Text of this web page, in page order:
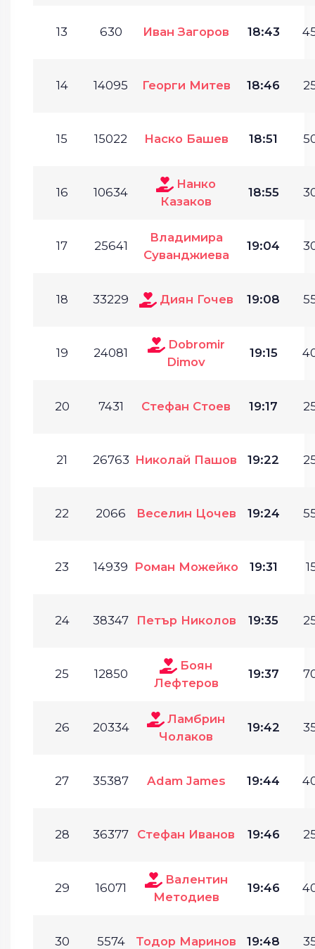
13 630 Иван Загоров 18:43
14 14095 Георги Митев 18:46
15 15022 Наско Башев 18:51
16 10634
Нанко
Казаков
18:55
17 25641
Владимира
Суванджиева
19:04
18 33229 Диян Гочев 19:08
19 24081
Dobromir
Dimov
19:15
20 7431 Стефан Стоев 19:17
21 26763 Николай Пашов 19:22
22 2066 Веселин Цочев 19:24
23 14939 Роман Можейко 19:31
24 38347 Петър Николов 19:35
25 12850
Боян
Лефтеров
19:37
26 20334
Ламбрин
Чолаков
19:42
27 35387 Adam James 19:44
28 36377 Стефан Иванов 19:46
29 16071
Валентин
Методиев
19:46
30 5574 Тодор Маринов 19:48